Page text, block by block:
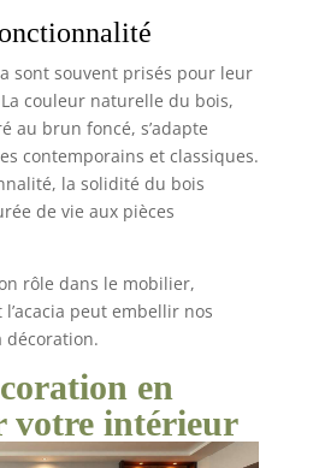
sont souvent prisés pour leur
couleur naturelle du bois,
au brun foncé, s’adapte
contemporains et classiques.
la solidité du bois
de vie aux pièces
rôle dans le mobilier,
peut embellir nos
décoration.
en
votre intérieur